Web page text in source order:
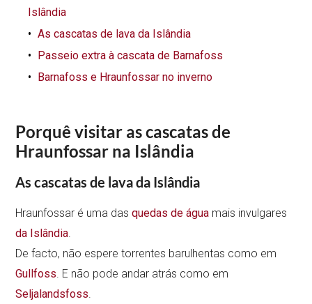
Islândia
As cascatas de lava da Islândia
Passeio extra à cascata de Barnafoss
Barnafoss e Hraunfossar no inverno
Porquê visitar as cascatas de
Hraunfossar na Islândia
As cascatas de lava da Islândia
Hraunfossar é uma dasquedas de água mais invulgares
da Islândia
De facto, não espere torrentes barulhentas como em
Gullfoss . E não pode andar atrás como em
Seljalandsfoss